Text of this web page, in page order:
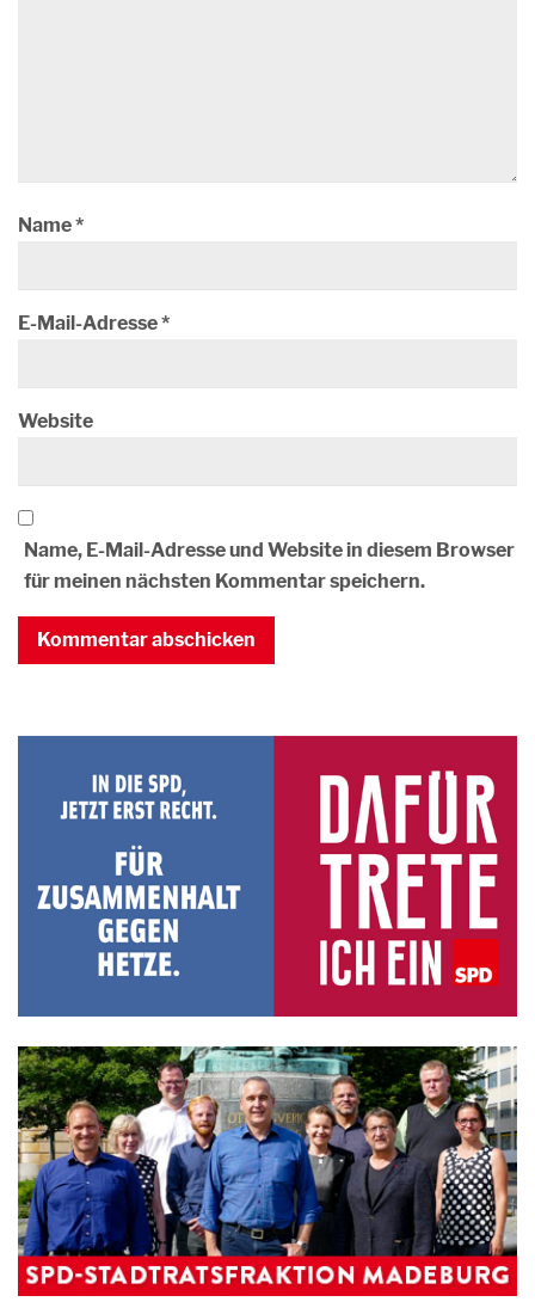
Name*
E-Mail-Adresse*
Website
Name, E-Mail-Adresse und Website in diesem Browser
für meinen nächsten Kommentar speichern.